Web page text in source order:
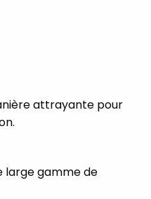
attrayante pour
large gamme de